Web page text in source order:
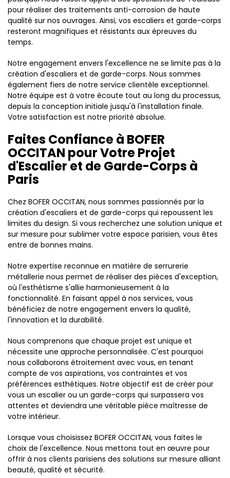
pour réaliser des traitements anti-corrosion de haute
qualité sur nos ouvrages. Ainsi, vos escaliers et garde-corps
resteront magnifiques et résistants aux épreuves du
temps.
Notre engagement envers l'excellence ne se limite pas à la
création d'escaliers et de garde-corps. Nous sommes
également fiers de notre service clientèle exceptionnel.
Notre équipe est à votre écoute tout au long du processus,
depuis la conception initiale jusqu'à l'installation finale.
Votre satisfaction est notre priorité absolue.
Faites Confiance à BOFER
OCCITAN pour Votre Projet
d'Escalier et de Garde-Corps à
Paris
Chez BOFER OCCITAN, nous sommes passionnés par la
création d'escaliers et de garde-corps qui repoussent les
limites du design. Si vous recherchez une solution unique et
sur mesure pour sublimer votre espace parisien, vous êtes
entre de bonnes mains.
Notre expertise reconnue en matière de serrurerie
métallerie nous permet de réaliser des pièces d'exception,
où l'esthétisme s'allie harmonieusement à la
fonctionnalité. En faisant appel à nos services, vous
bénéficiez de notre engagement envers la qualité,
l'innovation et la durabilité.
Nous comprenons que chaque projet est unique et
nécessite une approche personnalisée. C'est pourquoi
nous collaborons étroitement avec vous, en tenant
compte de vos aspirations, vos contraintes et vos
préférences esthétiques. Notre objectif est de créer pour
vous un escalier ou un garde-corps qui surpassera vos
attentes et deviendra une véritable pièce maîtresse de
votre intérieur.
Lorsque vous choisissez BOFER OCCITAN, vous faites le
choix de l'excellence. Nous mettons tout en œuvre pour
offrir à nos clients parisiens des solutions sur mesure alliant
beauté, qualité et sécurité.